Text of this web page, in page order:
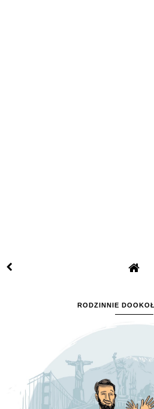
RODZINNIE